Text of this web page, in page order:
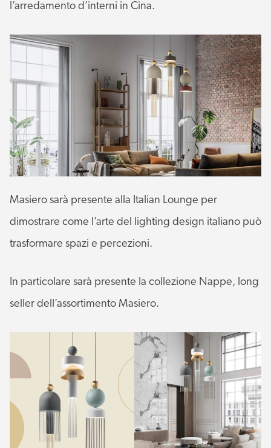
l’arredamento d’interni in Cina.
Masiero sarà presente alla Italian Lounge per
dimostrare come l’arte del lighting design italiano può
trasformare spazi e percezioni.
In particolare sarà presente la collezione Nappe, long
seller dell’assortimento Masiero.